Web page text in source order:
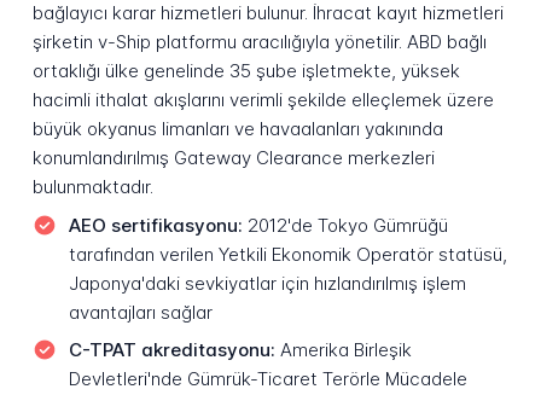
bağlayıcı karar hizmetleri bulunur. İhracat kayıt hizmetleri
şirketin v-Ship platformu aracılığıyla yönetilir. ABD bağlı
ortaklığı ülke genelinde 35 şube işletmekte, yüksek
hacimli ithalat akışlarını verimli şekilde elleçlemek üzere
büyük okyanus limanları ve havaalanları yakınında
konumlandırılmış Gateway Clearance merkezleri
bulunmaktadır.
AEO sertifikasyonu: 2012'de Tokyo Gümrüğü
tarafından verilen Yetkili Ekonomik Operatör statüsü,
Japonya'daki sevkiyatlar için hızlandırılmış işlem
avantajları sağlar
C-TPAT akreditasyonu: Amerika Birleşik
Devletleri'nde Gümrük-Ticaret Terörle Mücadele